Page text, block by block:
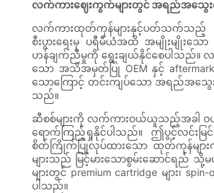
လက်ကားဈေးကွက်များတွင် အရည်အသွေး
လက်ကားထုတ်ကုန်များနှင့်ပတ်သက်သည့်
စီးပွားရေးမှ ပရီမီယံအထိ အမျိုးမျိုး
ဟန်ချက်ညီမှုကို ရွေးချယ်နိုင်စေပါသည်။
သော အသိအမှတ်ပြု OEM နှင့်
သောကြောင့် တင်းကျပ်သော အရည်အသွေး
သည်။
ဆီစစ်များကို လက်ကားဝယ်ယူသည့်အခါ ဝယ်ယူ
ရောက်ကြည့်ရှုနိုင်ပါသည်။ ဤပွင့်လင်းမြ
စိတ်ကြိုက်ပြုလုပ်ထားသော ထုတ်ကုန်များကို
များသည် မြင့်မားသောစွမ်းဆောင်ရည်
များတွင် premium cartridge များ၊
ပါသည်။